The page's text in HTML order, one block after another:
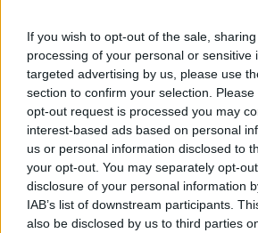
If you wish to opt-out of the sale,
processing of your personal or sensitive
targeted advertising by us, please use
section to confirm your selection.
opt-out request is processed you may
interest-based ads based on personal
us or personal information disclosed to
your opt-out. You may separately opt-
disclosure of your personal information
IAB’s list of downstream participants.
also be disclosed by us to third parties
Cómo obtener el permiso
para conducir y viajar por